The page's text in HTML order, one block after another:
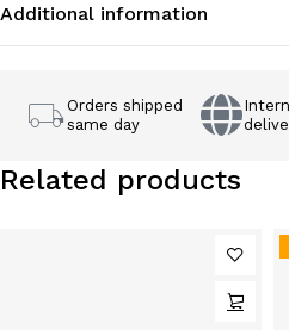
Additional information
Orders shipped
same day
Related products